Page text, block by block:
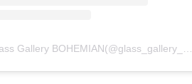
Glass Gallery BOHEMIAN(@glass_gallery_bohemian)がシェアした投稿